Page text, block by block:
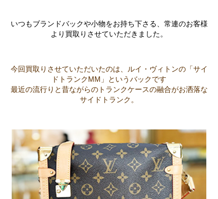
いつもブランドバックや小物をお持ち下さる、常連のお客様
より買取りさせていただきました。
今回買取りさせていただいたのは、ルイ・ヴィトンの「サイ
ドトランクMM」というバックです
最近の流行りと昔ながらのトランクケースの融合がお洒落な
サイドトランク。